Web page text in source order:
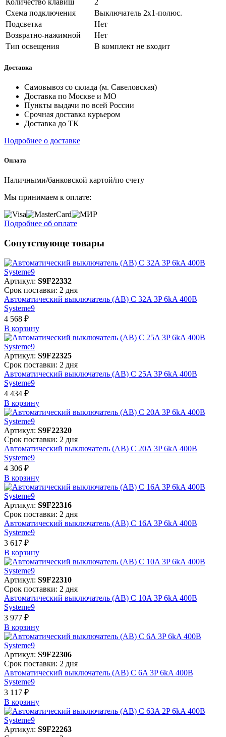
Схема подключения
Выключатель 2х1-полюс.
Подсветка
Нет
Возвратно-нажимной
Нет
Тип освещения
В комплект не входит
Доставка
Самовывоз со склада (м. Савеловская)
Доставка по Москве и МО
Пункты выдачи по всей России
Срочная доставка курьером
Доставка до ТК
Подробнее о доставке
Оплата
Наличными/банковской картой/по счету
Мы принимаем к оплате:
Подробнее об оплате
Сопутствующе товары
Артикул: S9F22332
Срок поставки: 2 дня
Автоматический выключатель (АВ) C 32A 3P 6kA 400В
Systeme9
4 568 ₽
В корзинy
Артикул: S9F22325
Срок поставки: 2 дня
Автоматический выключатель (АВ) C 25A 3P 6kA 400В
Systeme9
4 434 ₽
В корзинy
Артикул: S9F22320
Срок поставки: 2 дня
Автоматический выключатель (АВ) C 20A 3P 6kA 400В
Systeme9
4 306 ₽
В корзинy
Артикул: S9F22316
Срок поставки: 2 дня
Автоматический выключатель (АВ) C 16A 3P 6kA 400В
Systeme9
3 617 ₽
В корзинy
Артикул: S9F22310
Срок поставки: 2 дня
Автоматический выключатель (АВ) C 10A 3P 6kA 400В
Systeme9
3 977 ₽
В корзинy
Артикул: S9F22306
Срок поставки: 2 дня
Автоматический выключатель (АВ) C 6A 3P 6kA 400В
Systeme9
3 117 ₽
В корзинy
Артикул: S9F22263